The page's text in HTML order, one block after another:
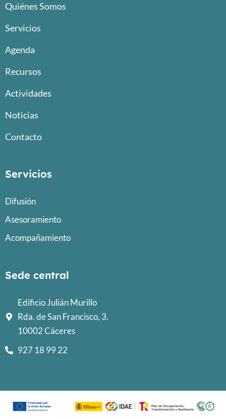
Quiénes Somos
Servicios
Agenda
Recursos
Actividades
Noticias
Contacto
Servicios
Difusión
Asesoramiento
Acompañamiento
Sede central
Edificio Julián Murillo
Rda. de San Francisco, 3.
10002 Cáceres
927 18 99 22